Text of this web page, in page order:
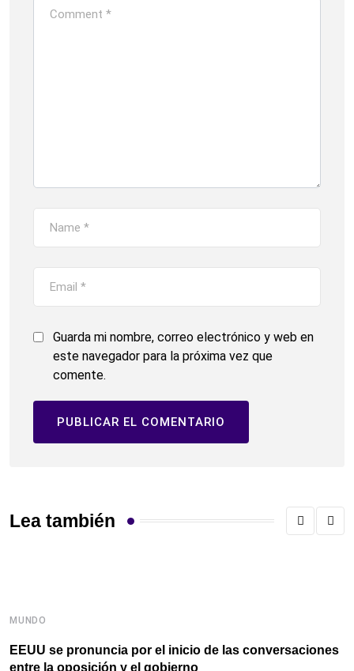
Guarda mi nombre, correo electrónico y web en
este navegador para la próxima vez que
comente.
Lea también
MUNDO
EEUU se pronuncia por el inicio de las conversaciones
entre la oposición y el gobierno